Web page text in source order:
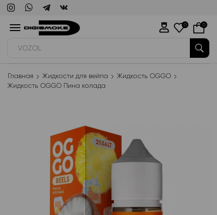
VOZOL
0 0
Главная Жидкости для вейпа
Жидкость OGGO
Жидкость OGGO Пина колада